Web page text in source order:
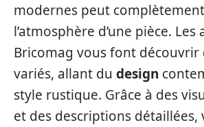
modernes peut
l’atmosphère d’une pièce. Les
Bricomag vous font découvrir
variés, allant du design
style rustique. Grâce à des
et des descriptions détaillées,